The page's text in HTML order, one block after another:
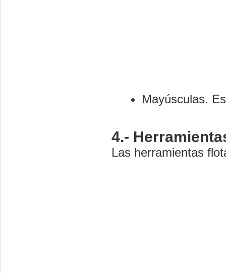
Mayúsculas.
4.-
Las herramientas